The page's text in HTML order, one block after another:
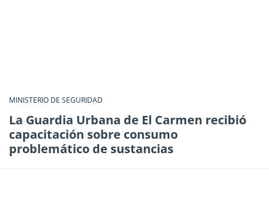
MINISTERIO DE SEGURIDAD
La Guardia Urbana de El Carmen recibió
capacitación sobre consumo
problemático de sustancias